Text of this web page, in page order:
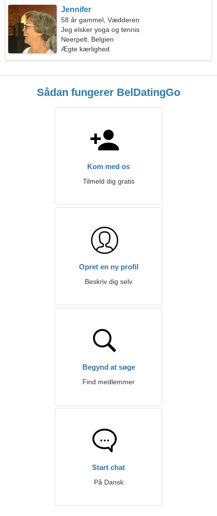
Jennifer
58 år gammel, Vædderen
Jeg elsker yoga og tennis
Neerpelt, Belgien
Ægte kærlighed
Sådan fungerer BelDatingGo
Kom med os
Tilmeld dig gratis
Opret en ny profil
Beskriv dig selv
Begynd at søge
Find medlemmer
Start chat
På Dansk